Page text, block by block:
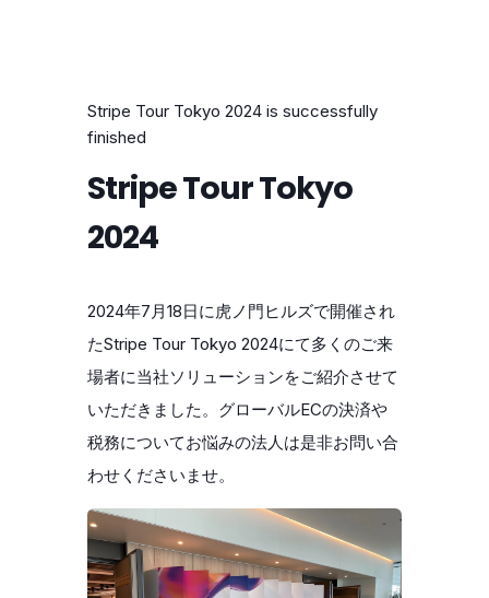
Stripe Tour Tokyo 2024 is successfully
finished
Stripe Tour Tokyo
2024
2024年7月18日に虎ノ門ヒルズで開催され
たStripe Tour Tokyo 2024にて多くのご来
場者に当社ソリューションをご紹介させて
いただきました。グローバルECの決済や
税務についてお悩みの法人は是非お問い合
わせくださいませ。